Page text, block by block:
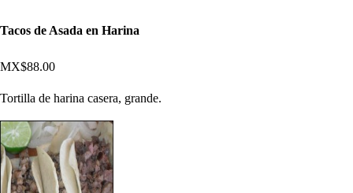
Tacos de Asada en Harina
MX$88.00
Tortilla de harina casera, grande.